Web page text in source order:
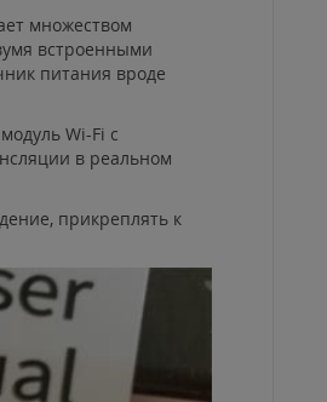
множеством
встроенными
питания вроде
Wi-Fi с
в реальном
прикреплять к